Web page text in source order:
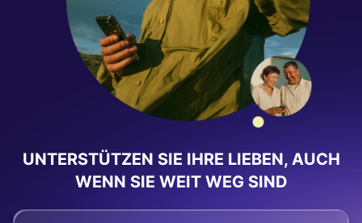
UNTERSTÜTZEN SIE IHRE LIEBEN, AUCH
WENN SIE WEIT WEG SIND